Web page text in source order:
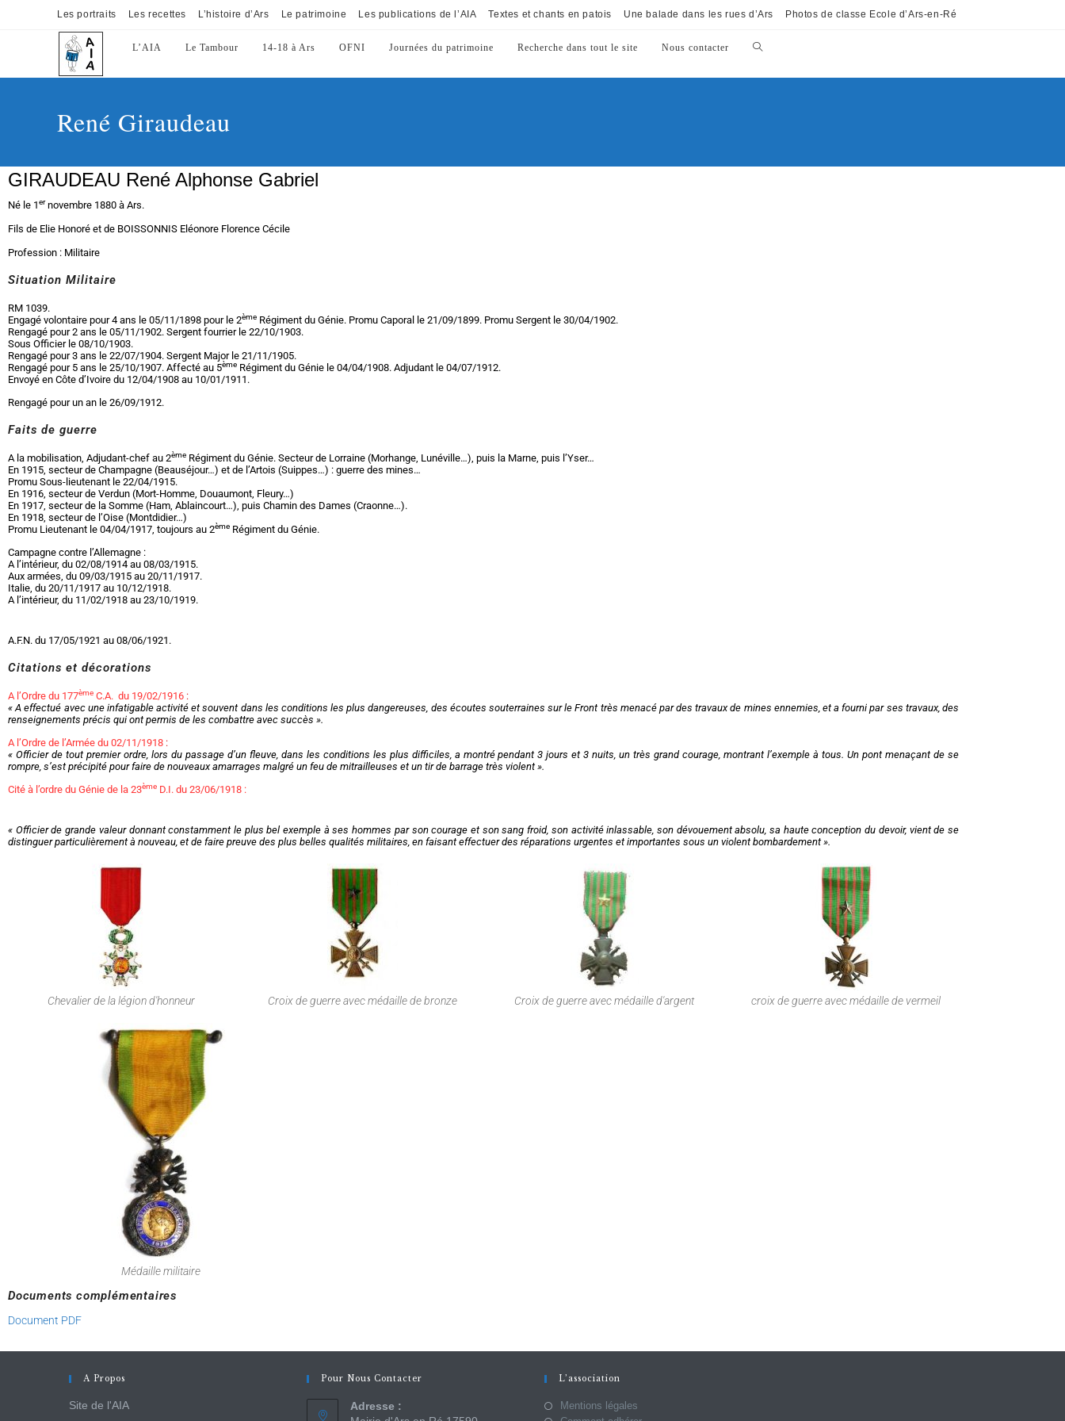
Les portraits Les recettes L’histoire d’Ars Le patrimoine Les publications de l’AIA Textes et chants en patois Une balade dans les rues d’Ars Photos de classe Ecole d’Ars-en-Ré
L’AIA Le Tambour 14-18 à Ars OFNI Journées du patrimoine Recherche dans tout le site Nous contacter
René Giraudeau
GIRAUDEAU René Alphonse Gabriel
Né le 1ernovembre 1880 à Ars.
Fils de Elie Honoré et de BOISSONNIS Eléonore Florence Cécile
Profession : Militaire
Situation Militaire
RM 1039.
Engagé volontaire pour 4 ans le 05/11/1898 pour le 2ème Régiment du Génie. Promu Caporal le 21/09/1899. Promu Sergent le 30/04/1902.
Rengagé pour 2 ans le 05/11/1902. Sergent fourrier le 22/10/1903.
Sous Officier le 08/10/1903.
Rengagé pour 3 ans le 22/07/1904. Sergent Major le 21/11/1905.
Rengagé pour 5 ans le 25/10/1907. Affecté au 5ème Régiment du Génie le 04/04/1908. Adjudant le 04/07/1912.
Envoyé en Côte d’Ivoire du 12/04/1908 au 10/01/1911.
Rengagé pour un an le 26/09/1912.
Faits de guerre
A la mobilisation, Adjudant-chef au 2ème Régiment du Génie. Secteur de Lorraine (Morhange, Lunéville…), puis la Marne, puis l’Yser…
En 1915, secteur de Champagne (Beauséjour…) et de l’Artois (Suippes…) : guerre des mines…
Promu Sous-lieutenant le 22/04/1915.
En 1916, secteur de Verdun (Mort-Homme, Douaumont, Fleury…)
En 1917, secteur de la Somme (Ham, Ablaincourt…), puis Chamin des Dames (Craonne…).
En 1918, secteur de l’Oise (Montdidier…)
Promu Lieutenant le 04/04/1917, toujours au 2ème Régiment du Génie.
Campagne contre l’Allemagne :
A l’intérieur, du 02/08/1914 au 08/03/1915.
Aux armées, du 09/03/1915 au 20/11/1917.
Italie, du 20/11/1917 au 10/12/1918.
A l’intérieur, du 11/02/1918 au 23/10/1919.
A.F.N. du 17/05/1921 au 08/06/1921.
Citations et décorations
A l’Ordre du 177ème C.A. du 19/02/1916 :
« A effectué avec une infatigable activité et souvent dans les conditions les plus dangereuses, des écoutes souterraines sur le Front très menacé par des travaux de mines ennemies, et a fourni par ses travaux, des
renseignements précis qui ont permis de les combattre avec succès ».
A l’Ordre de l’Armée du 02/11/1918 :
« Officier de tout premier ordre, lors du passage d’un fleuve, dans les conditions les plus difficiles, a montré pendant 3 jours et 3 nuits, un très grand courage, montrant l’exemple à tous. Un pont menaçant de se
rompre, s’est précipité pour faire de nouveaux amarrages malgré un feu de mitrailleuses et un tir de barrage très violent ».
Cité à l’ordre du Génie de la 23ème D.I. du 23/06/1918 :
« Officier de grande valeur donnant constamment le plus bel exemple à ses hommes par son courage et son sang froid, son activité inlassable, son dévouement absolu, sa haute conception du devoir, vient de se
distinguer particulièrement à nouveau, et de faire preuve des plus belles qualités militaires, en faisant effectuer des réparations urgentes et importantes sous un violent bombardement ».
Chevalier de la légion d'honneur Croix de guerre avec médaille de bronze Croix de guerre avec médaille d'argent croix de guerre avec médaille de vermeil
Médaille militaire
Documents complémentaires
Document PDF
A Propos
Site de l'AIA
Pour Nous Contacter
Adresse :
L’association
Mentions légales